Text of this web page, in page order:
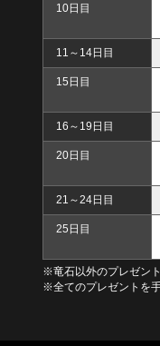
10日目
11～14日目
15日目
16～19日目
20日目
21～24日目
25日目
※竜石以外のプレゼン
※全てのプレゼントを